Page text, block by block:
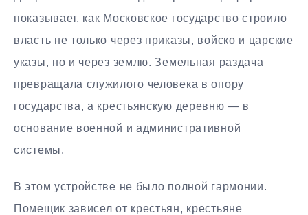
показывает, как Московское государство строило
власть не только через приказы, войско и царские
указы, но и через землю. Земельная раздача
превращала служилого человека в опору
государства, а крестьянскую деревню — в
основание военной и административной
системы.
В этом устройстве не было полной гармонии.
Помещик зависел от крестьян, крестьяне